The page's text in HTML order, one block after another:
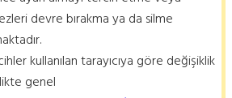
devre bırakma ya da silme
kullanılan tarayıcıya göre değişiklik
genel